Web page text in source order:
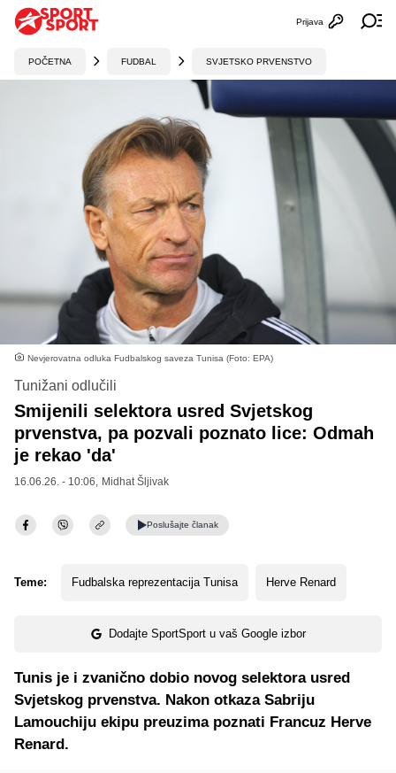
Otvori
Prijava
POČETNA FUDBAL SVJETSKO PRVENSTVO
Nevjerovatna odluka Fudbalskog saveza Tunisa (Foto: EPA)
Tunižani odlučili
Smijenili selektora usred Svjetskog
prvenstva, pa pozvali poznato lice: Odmah
je rekao 'da'
16.06.26. - 10:06, Midhat Šljivak
Poslušajte članak
Teme: Fudbalska reprezentacija Tunisa Herve Renard
Dodajte SportSport u vaš Google izbor
Tunis je i zvanično dobio novog selektora usred
Svjetskog prvenstva. Nakon otkaza Sabriju
Lamouchiju ekipu preuzima poznati Francuz Herve
Renard.